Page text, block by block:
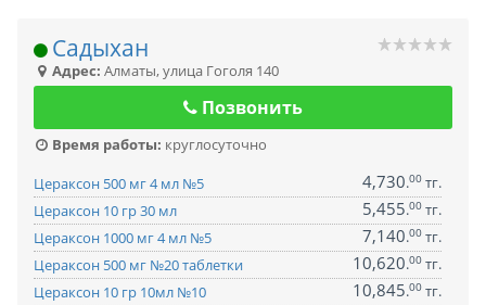
Садыхан
Адрес: Алматы,улица Гоголя 140
Позвонить
Время работы: круглосуточно
Цераксон 500 мг 4 мл №5
4,730.00 тг.
Цераксон 10 гр 30 мл
5,455.00 тг.
Цераксон 1000 мг 4 мл №5
7,140.00 тг.
Цераксон 500 мг №20 таблетки
10,620.00 тг.
Цераксон 10 гр 10мл №10
10,845.00 тг.